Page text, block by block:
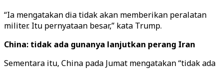
“Ia mengatakan dia tidak akan memberikan peralatan
militer. Itu pernyataan besar,” kata Trump.
China: tidak ada gunanya lanjutkan perang Iran
Sementara itu, China pada Jumat mengatakan “tidak ada